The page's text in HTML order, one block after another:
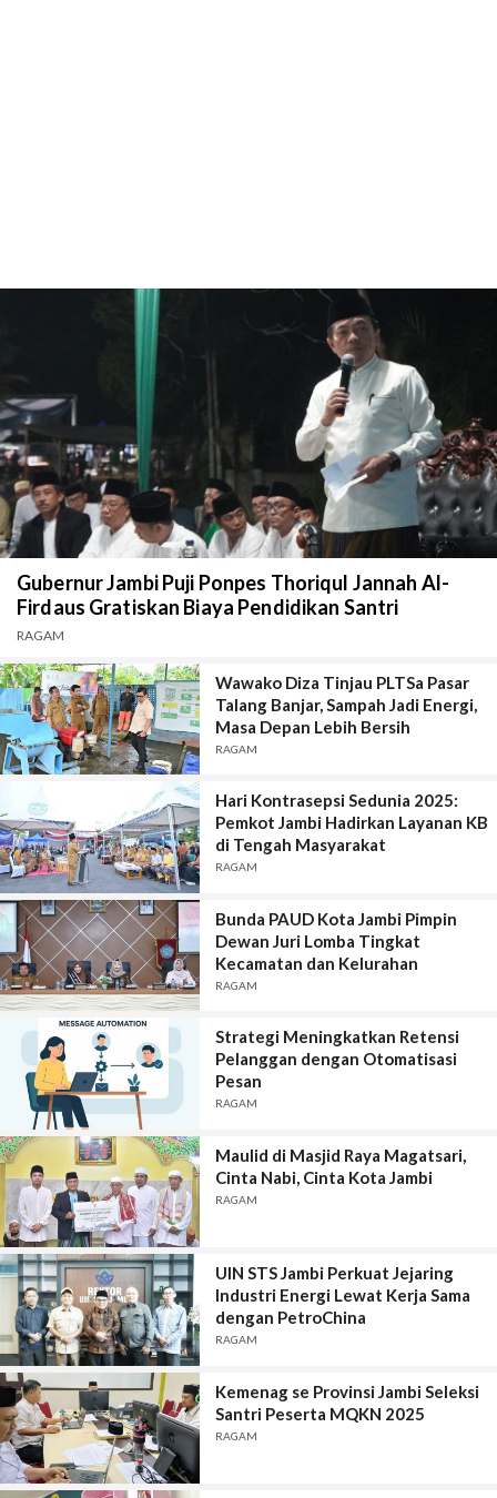
Gubernur Jambi Puji Ponpes Thoriqul Jannah Al-
Firdaus Gratiskan Biaya Pendidikan Santri
RAGAM
Wawako Diza Tinjau PLTSa Pasar
Talang Banjar, Sampah Jadi Energi,
Masa Depan Lebih Bersih
RAGAM
Hari Kontrasepsi Sedunia 2025:
Pemkot Jambi Hadirkan Layanan KB
di Tengah Masyarakat
RAGAM
Bunda PAUD Kota Jambi Pimpin
Dewan Juri Lomba Tingkat
Kecamatan dan Kelurahan
RAGAM
Strategi Meningkatkan Retensi
Pelanggan dengan Otomatisasi
Pesan
RAGAM
Maulid di Masjid Raya Magatsari,
Cinta Nabi, Cinta Kota Jambi
RAGAM
UIN STS Jambi Perkuat Jejaring
Industri Energi Lewat Kerja Sama
dengan PetroChina
RAGAM
Kemenag se Provinsi Jambi Seleksi
Santri Peserta MQKN 2025
RAGAM